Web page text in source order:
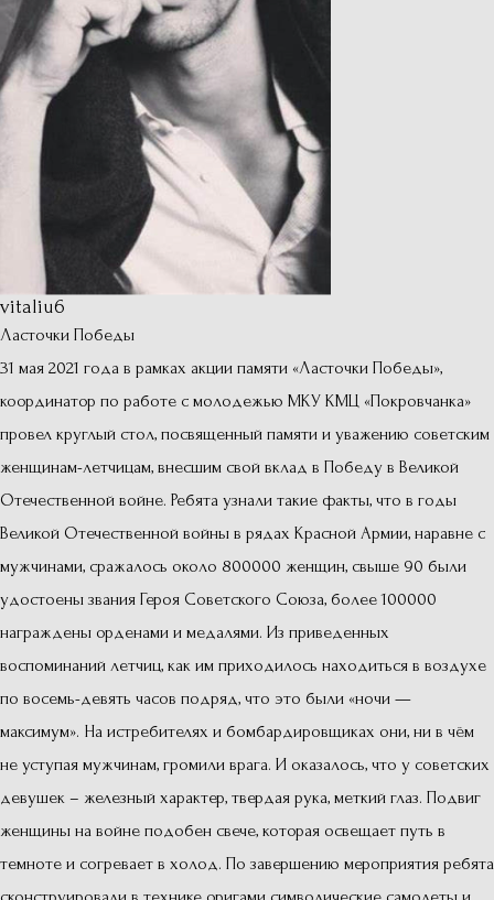
vitaliu6
Ласточки Победы
31 мая 2021 года в рамках акции памяти «Ласточки Победы»,
координатор по работе с молодежью МКУ КМЦ «Покровчанка»
провел круглый стол, посвященный памяти и уважению советским
женщинам-летчицам, внесшим свой вклад в Победу в Великой
Отечественной войне. Ребята узнали такие факты, что в годы
Великой Отечественной войны в рядах Красной Армии, наравне с
мужчинами, сражалось около 800000 женщин, свыше 90 были
удостоены звания Героя Советского Союза, более 100000
награждены орденами и медалями. Из приведенных
воспоминаний летчиц, как им приходилось находиться в воздухе
по восемь-девять часов подряд, что это были «ночи —
максимум». На истребителях и бомбардировщиках они, ни в чём
не уступая мужчинам, громили врага. И оказалось, что у советских
девушек – железный характер, твердая рука, меткий глаз. Подвиг
женщины на войне подобен свече, которая освещает путь в
темноте и согревает в холод. По завершению мероприятия ребята